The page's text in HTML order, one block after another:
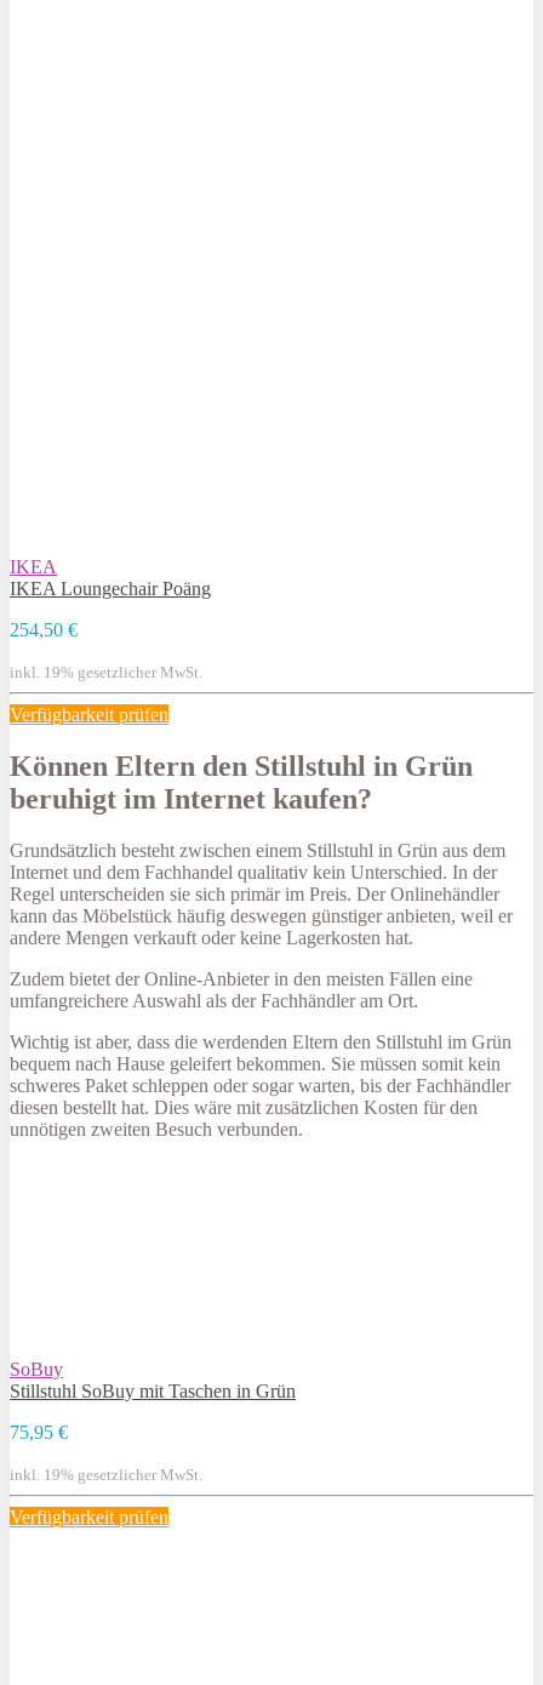
IKEA
IKEA Loungechair Poäng
254,50 €
inkl. 19% gesetzlicher MwSt.
Verfügbarkeit prüfen
Können Eltern den Stillstuhl in Grün
beruhigt im Internet kaufen?
Grundsätzlich besteht zwischen einem Stillstuhl in Grün aus dem
Internet und dem Fachhandel qualitativ kein Unterschied. In der
Regel unterscheiden sie sich primär im Preis. Der Onlinehändler
kann das Möbelstück häufig deswegen günstiger anbieten, weil er
andere Mengen verkauft oder keine Lagerkosten hat.
Zudem bietet der Online-Anbieter in den meisten Fällen eine
umfangreichere Auswahl als der Fachhändler am Ort.
Wichtig ist aber, dass die werdenden Eltern den Stillstuhl im Grün
bequem nach Hause geleifert bekommen. Sie müssen somit kein
schweres Paket schleppen oder sogar warten, bis der Fachhändler
diesen bestellt hat. Dies wäre mit zusätzlichen Kosten für den
unnötigen zweiten Besuch verbunden.
SoBuy
Stillstuhl SoBuy mit Taschen in Grün
75,95 €
inkl. 19% gesetzlicher MwSt.
Verfügbarkeit prüfen